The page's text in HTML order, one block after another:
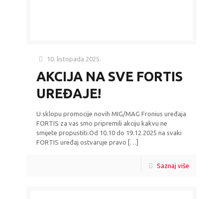
10. listopada 2025.
AKCIJA NA SVE FORTIS
UREĐAJE!
U sklopu promocije novih MIG/MAG Fronius uređaja
FORTIS za vas smo pripremili akciju kakvu ne
smijete propustiti.Od 10.10 do 19.12.2025 na svaki
FORTIS uređaj ostvaruje pravo […]
Saznaj više